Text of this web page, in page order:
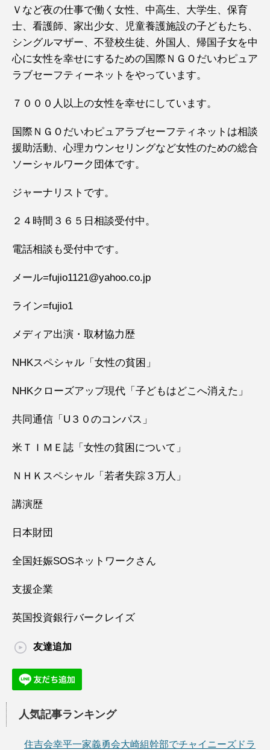
Ｖなど夜の仕事で働く女性、中高生、大学生、保育
士、看護師、家出少女、児童養護施設の子どもたち、
シングルマザー、不登校生徒、外国人、帰国子女を中
心に女性を幸せにするための国際ＮＧＯだいわピュア
ラブセーフティーネットをやっています。
７０００人以上の女性を幸せにしています。
国際ＮＧＯだいわピュアラブセーフティネットは相談
援助活動、心理カウンセリングなど女性のための総合
ソーシャルワーク団体です。
ジャーナリストです。
２４時間３６５日相談受付中。
電話相談も受付中です。
メール=fujio1121@yahoo.co.jp
ライン=fujio1
メディア出演・取材協力歴
NHKスペシャル「女性の貧困」
NHKクローズアップ現代「子どもはどこへ消えた」
共同通信「U３０のコンパス」
米ＴＩＭＥ誌「女性の貧困について」
ＮＨＫスペシャル「若者失踪３万人」
講演歴
日本財団
全国妊娠SOSネットワークさん
支援企業
英国投資銀行バークレイズ
友達追加
人気記事ランキング
住吉会幸平一家義勇会大崎組幹部でチャイニーズドラ